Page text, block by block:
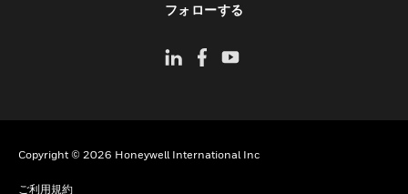
フォローする
Copyright © 2026 Honeywell International Inc
ご利用規約